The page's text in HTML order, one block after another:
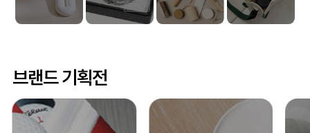
브랜드 기획전